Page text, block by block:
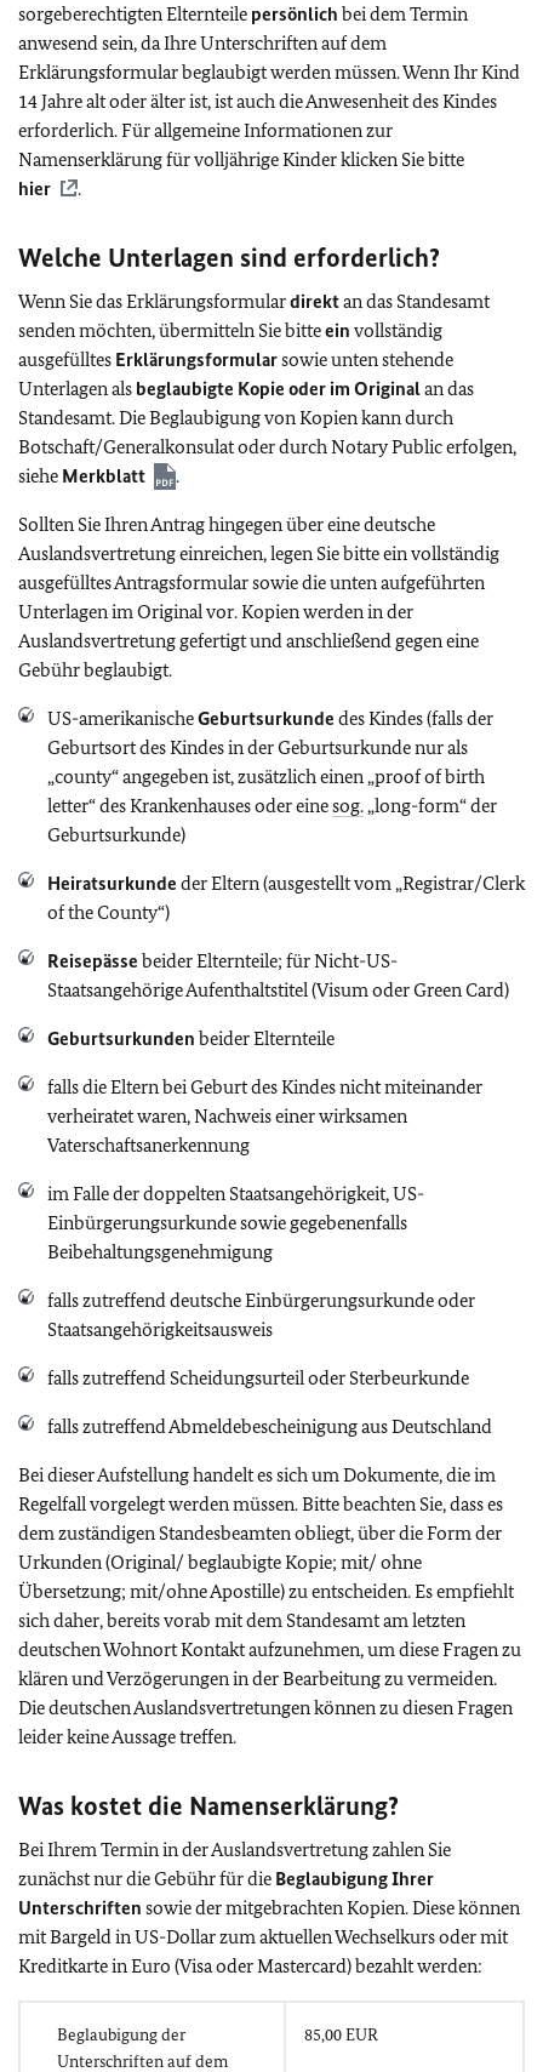
sorgeberechtigten Elternteile persönlich bei dem Termin
anwesend sein, da Ihre Unterschriften auf dem
Erklärungsformular beglaubigt werden müssen. Wenn Ihr Kind
14 Jahre alt oder älter ist, ist auch die Anwesenheit des Kindes
erforderlich. Für allgemeine Informationen zur
Namenserklärung für volljährige Kinder klicken Sie bitte
hier
.
Welche Unterlagen sind erforderlich?
Wenn Sie das Erklärungsformulardirektan das Standesamt
senden möchten, übermitteln Sie bitteein vollständig
ausgefülltes Erklärungsformularsowie unten stehende
Unterlagen als beglaubigte Kopie oder im Originalan das
Standesamt. Die Beglaubigung von Kopien kann durch
Botschaft/Generalkonsulat oder durch Notary Public erfolgen,
siehe Merkblatt .
Sollten Sie Ihren Antrag hingegen über eine deutsche
Auslandsvertretung einreichen, legen Sie bitte ein vollständig
ausgefülltes Antragsformular sowie die unten aufgeführten
Unterlagen im Original vor. Kopien werden in der
Auslandsvertretung gefertigt und anschließend gegen eine
Gebühr beglaubigt.
US-amerikanischeGeburtsurkunde des Kindes (falls der
Geburtsort des Kindes in der Geburtsurkunde nur als
„county“ angegeben ist, zusätzlich einen „proof of birth
letter“ des Krankenhauses oder einesog.„long-form“ der
Geburtsurkunde)
Heiratsurkunde der Eltern (ausgestellt vom „Registrar/Clerk
of the County“)
Reisepässe beider Elternteile; für Nicht-US-
Staatsangehörige Aufenthaltstitel (Visum oder Green Card)
Geburtsurkunden beider Elternteile
falls die Eltern bei Geburt des Kindes nicht miteinander
verheiratet waren, Nachweis einer wirksamen
Vaterschaftsanerkennung
im Falle der doppelten Staatsangehörigkeit, US-
Einbürgerungsurkunde sowie gegebenenfalls
Beibehaltungsgenehmigung
falls zutreffend deutsche Einbürgerungsurkunde oder
Staatsangehörigkeitsausweis
falls zutreffend Scheidungsurteil oder Sterbeurkunde
falls zutreffend Abmeldebescheinigung aus Deutschland
Bei dieser Aufstellung handelt es sich um Dokumente, die im
Regelfall vorgelegt werden müssen. Bitte beachten Sie, dass es
dem zuständigen Standesbeamten obliegt, über die Form der
Urkunden (Original/ beglaubigte Kopie; mit/ ohne
Übersetzung; mit/ohne Apostille) zu entscheiden. Es empfiehlt
sich daher, bereits vorab mit dem Standesamt am letzten
deutschen Wohnort Kontakt aufzunehmen, um diese Fragen zu
klären und Verzögerungen in der Bearbeitung zu vermeiden.
Die deutschen Auslandsvertretungen können zu diesen Fragen
leider keine Aussage treffen.
Was kostet die Namenserklärung?
Bei Ihrem Termin in der Auslandsvertretung zahlen Sie
zunächst nur die Gebühr für die Beglaubigung Ihrer
Unterschriften sowie der mitgebrachten Kopien. Diese können
mit Bargeld in US-Dollar zum aktuellen Wechselkurs oder mit
Kreditkarte in Euro (Visa oder Mastercard) bezahlt werden:
Beglaubigung der
Unterschriften auf dem
85,00 EUR